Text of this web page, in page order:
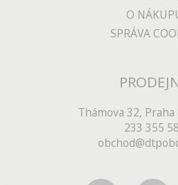
O
SPRÁVA
Thámova 32, Praha
233 355